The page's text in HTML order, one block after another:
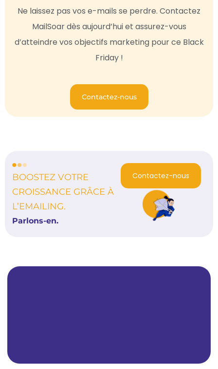
Ne laissez pas vos e-mails se perdre. Contactez
MailSoar dès aujourd’hui et assurez-vous
d’atteindre vos objectifs marketing pour ce Black
Friday !
Contactez-nous
BOOSTEZ VOTRE
CROISSANCE GRÂCE À
L’EMAILING.
Parlons-en.
Contactez-nous